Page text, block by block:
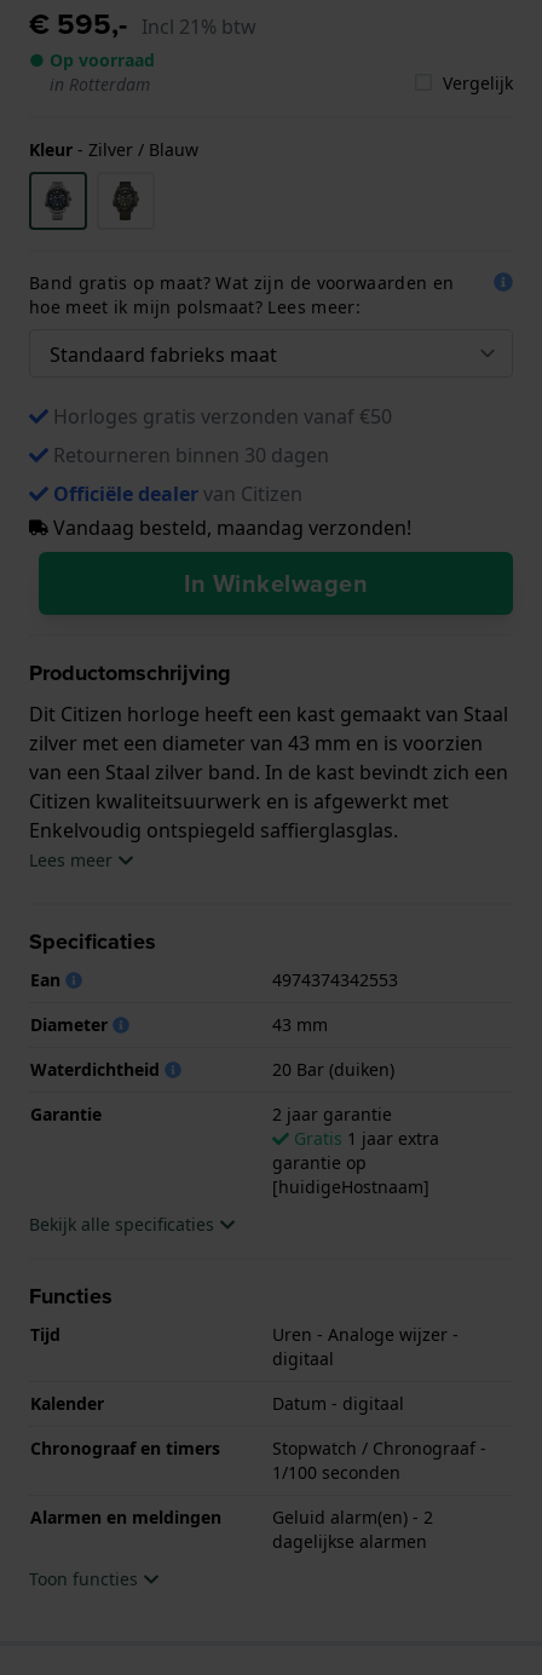
€ 595,- Incl 21% btw
● Op voorraad
in Rotterdam
Vergelijk
Kleur - Zilver / Blauw
Band gratis op maat? Wat zijn de voorwaarden en
hoe meet ik mijn polsmaat? Lees meer:
Horloges gratis verzonden vanaf €50
Retourneren binnen 30 dagen
Officiële dealervan Citizen
Vandaag besteld, maandag verzonden!
In Winkelwagen
Productomschrijving
Dit Citizen horloge heeft een kast gemaakt van Staal
zilver met een diameter van 43 mm en is voorzien
van een Staal zilver band. In de kast bevindt zich een
Citizen kwaliteitsuurwerk en is afgewerkt met
Enkelvoudig ontspiegeld saffierglasglas.
horloge geleverd met 2 jaar garantie.
Lees meer
Specificaties
Ean
4974374342553
Diameter
43 mm
Waterdichtheid
20 Bar (duiken)
Garantie
2 jaar garantie
Gratis 1 jaar extra
garantie op
[huidigeHostnaam]
Bekijk alle specificaties
Functies
Tijd
Uren - Analoge wijzer -
digitaal
Kalender
Datum - digitaal
Chronograaf en timers
Stopwatch / Chronograaf -
1/100 seconden
Alarmen en meldingen
Geluid alarm(en) - 2
dagelijkse alarmen
Toon functies